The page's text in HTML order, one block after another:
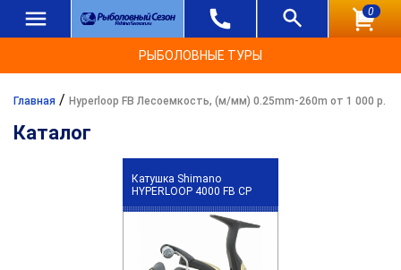
0
РЫБОЛОВНЫЕ ТУРЫ
Главная / Hyperloop FB Лесоемкость, (м/мм) 0.25mm-260m от 1 000 р.
Каталог
Катушка Shimano
HYPERLOOP 4000 FB CP